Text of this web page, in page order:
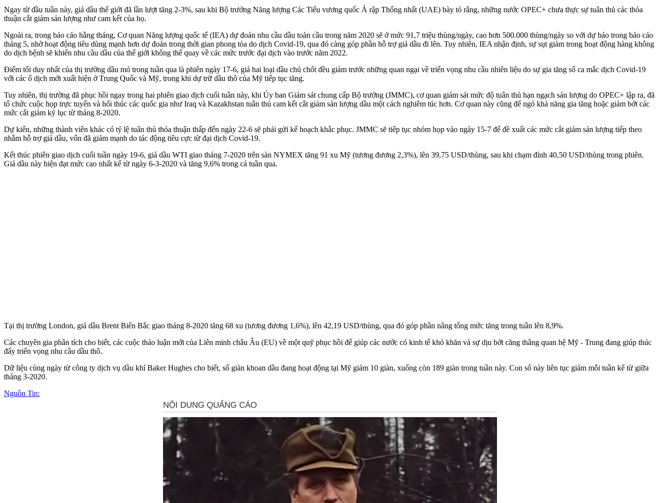
Ngay từ đầu tuần này, giá dầu thế giới đã lần lượt tăng 2-3%, sau khi Bộ trưởng Năng lượng Các Tiểu vương quốc Ả rập Thống nhất (UAE) bày tỏ rằng, những nước OPEC+ chưa thực sự tuân thủ các thỏa
thuận cắt giảm sản lượng như cam kết của họ.
Ngoài ra, trong báo cáo hằng tháng, Cơ quan Năng lượng quốc tế (IEA) dự đoán nhu cầu dầu toàn cầu trong năm 2020 sẽ ở mức 91,7 triệu thùng/ngày, cao hơn 500.000 thùng/ngày so với dự báo trong báo cáo
tháng 5, nhờ hoạt động tiêu dùng mạnh hơn dự đoán trong thời gian phong tỏa do dịch Covid-19, qua đó càng góp phần hỗ trợ giá dầu đi lên. Tuy nhiên, IEA nhận định, sự sụt giảm trong hoạt động hàng không
do dịch bệnh sẽ khiến nhu cầu dầu của thế giới không thể quay về các mức trước đại dịch vào trước năm 2022.
Điểm tối duy nhất của thị trường dầu mỏ trong tuần qua là phiên ngày 17-6, giá hai loại dầu chủ chốt đều giảm trước những quan ngại về triển vọng nhu cầu nhiên liệu do sự gia tăng số ca mắc dịch Covid-19
với các ổ dịch mới xuất hiện ở Trung Quốc và Mỹ, trong khi dự trữ dầu thô của Mỹ tiếp tục tăng.
Tuy nhiên, thị trường đã phục hồi ngay trong hai phiên giao dịch cuối tuần này, khi Ủy ban Giám sát chung cấp Bộ trưởng (JMMC), cơ quan giám sát mức độ tuân thủ hạn ngạch sản lượng do OPEC+ lập ra, đã
tổ chức cuộc họp trực tuyến và hối thúc các quốc gia như Iraq và Kazakhstan tuân thủ cam kết cắt giảm sản lượng dầu một cách nghiêm túc hơn. Cơ quan này cũng để ngỏ khả năng gia tăng hoặc giảm bớt các
mức cắt giảm kỷ lục từ tháng 8-2020.
Dự kiến, những thành viên khác có tỷ lệ tuân thủ thỏa thuận thấp đến ngày 22-6 sẽ phải gửi kế hoạch khắc phục. JMMC sẽ tiếp tục nhóm họp vào ngày 15-7 để đề xuất các mức cắt giảm sản lượng tiếp theo
nhằm hỗ trợ giá dầu, vốn đã giảm mạnh do tác động tiêu cực từ đại dịch Covid-19.
Kết thúc phiên giao dịch cuối tuần ngày 19-6, giá dầu WTI giao tháng 7-2020 trên sàn NYMEX tăng 91 xu Mỹ (tương đương 2,3%), lên 39,75 USD/thùng, sau khi chạm đỉnh 40,50 USD/thùng trong phiên.
Giá dầu này hiện đạt mức cao nhất kể từ ngày 6-3-2020 và tăng 9,6% trong cả tuần qua.
Tại thị trường London, giá dầu Brent Biển Bắc giao tháng 8-2020 tăng 68 xu (tương đương 1,6%), lên 42,19 USD/thùng, qua đó góp phần nâng tổng mức tăng trong tuần lên 8,9%.
Các chuyên gia phân tích cho biết, các cuộc thảo luận mới của Liên minh châu Âu (EU) về một quỹ phục hồi để giúp các nước có kinh tế khó khăn và sự dịu bớt căng thẳng quan hệ Mỹ - Trung đang giúp thúc
đẩy triển vọng nhu cầu dầu thô.
Dữ liệu cùng ngày từ công ty dịch vụ dầu khí Baker Hughes cho biết, số giàn khoan dầu đang hoạt động tại Mỹ giảm 10 giàn, xuống còn 189 giàn trong tuần này. Con số này liên tục giảm mỗi tuần kể từ giữa
tháng 3-2020.
Nguồn Tin: